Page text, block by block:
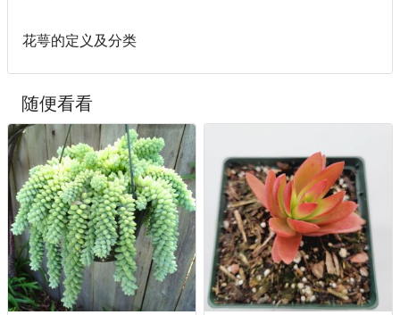
花萼的定义及分类
随便看看